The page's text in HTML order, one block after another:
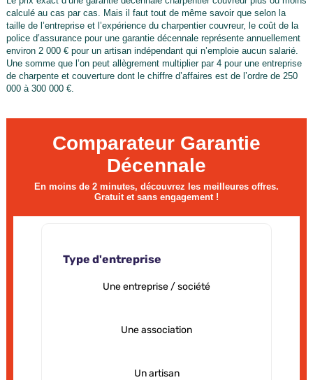
calculé au cas par cas. Mais il faut tout de même savoir que selon la
taille de l’entreprise et l’expérience du charpentier couvreur, le coût de la
police d’assurance pour une garantie décennale représente annuellement
environ 2 000 € pour un artisan indépendant qui n’emploie aucun salarié.
Une somme que l’on peut allègrement multiplier par 4 pour une entreprise
de charpente et couverture dont le chiffre d’affaires est de l’ordre de 250
000 à 300 000 €.
Comparateur Garantie
Décennale
En moins de 2 minutes, découvrez les meilleures offres.
Gratuit et sans engagement !